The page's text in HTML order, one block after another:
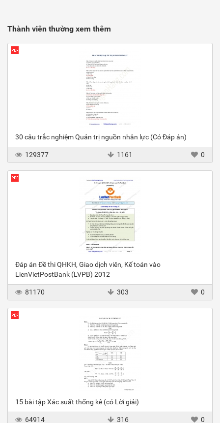
Thành viên thường xem thêm
30 câu trắc nghiệm Quản trị nguồn nhân lực (Có Đáp án)
129377 1161 0
Đáp án Đề thi QHKH, Giao dịch viên, Kế toán vào
LienVietPostBank (LVPB) 2012
81170 303 0
15 bài tập Xác suất thống kê (có Lời giải)
64914 316 0